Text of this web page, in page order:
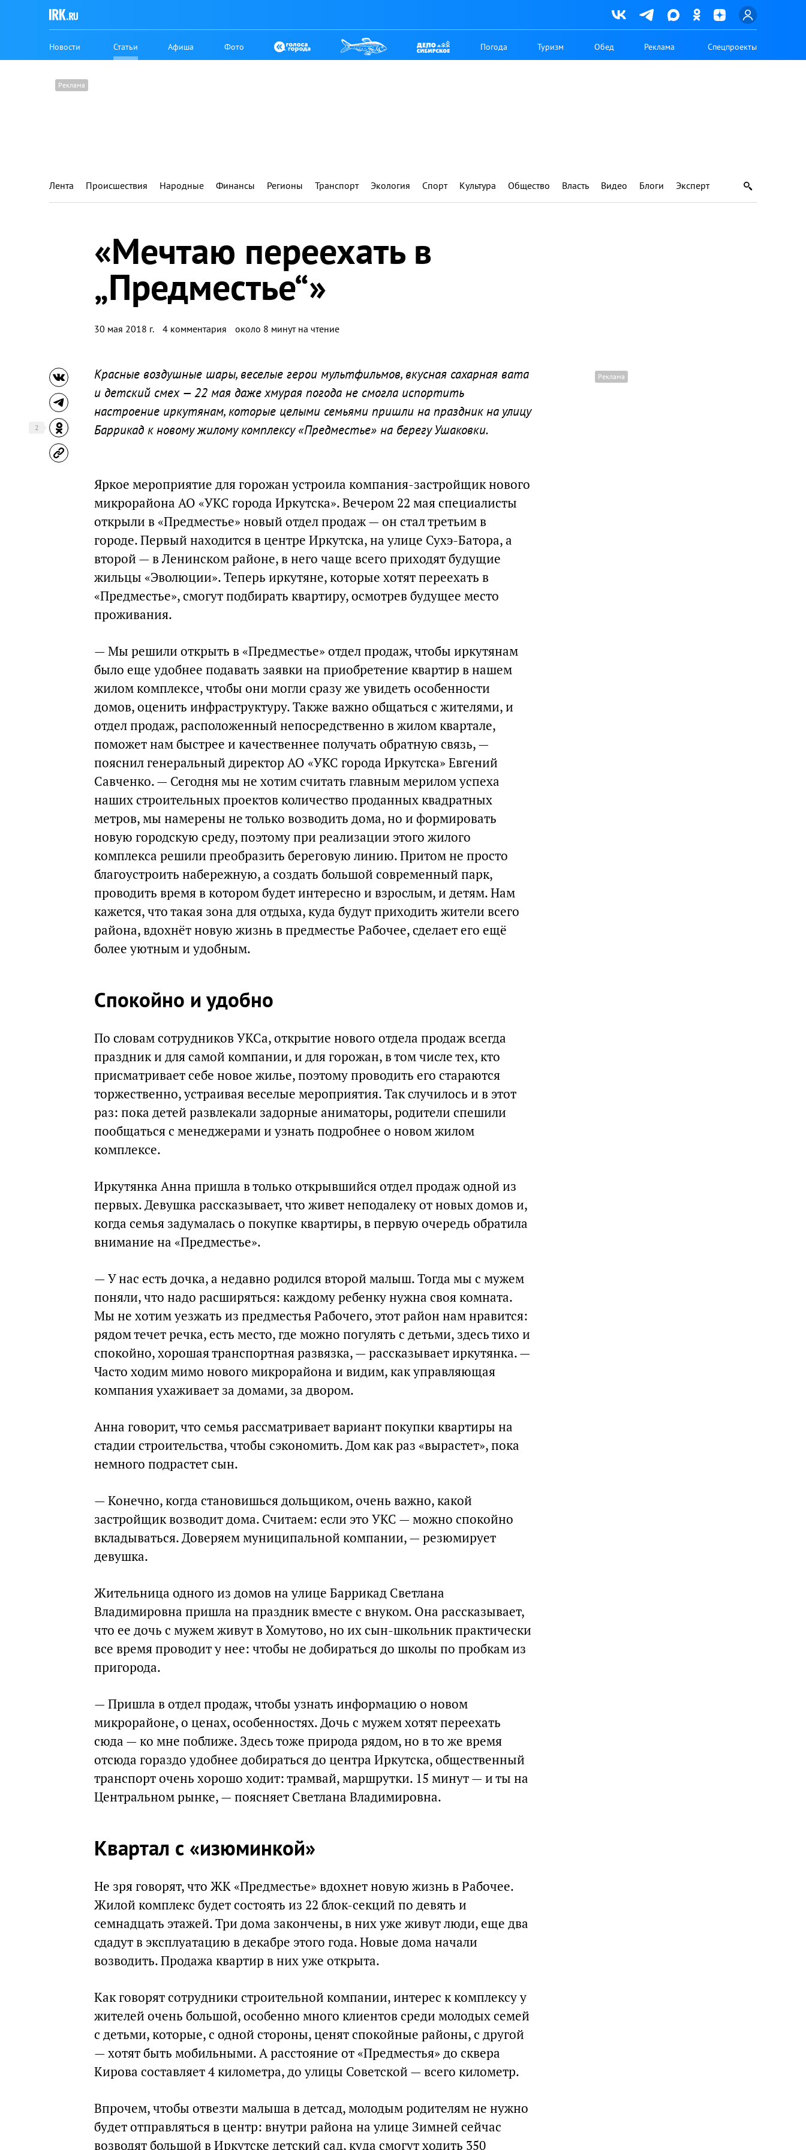
Новости Статьи Афиша Фото Погода Туризм Обед Реклама Спецпроекты
Лента Происшествия Народные Финансы Регионы Транспорт Экология Спорт Культура Общество Власть Видео Блоги Эксперт
«Мечтаю переехать в
„Предместье“»
30 мая 2018 г. 4 комментария около 8 минут на чтение
Красные воздушные шары, веселые герои мультфильмов, вкусная сахарная вата
и детский смех — 22 мая даже хмурая погода не смогла испортить
настроение иркутянам, которые целыми семьями пришли на праздник на улицу
Баррикад к новому жилому комплексу «Предместье» на берегу Ушаковки.
2
Яркое мероприятие для горожан устроила компания-застройщик нового
микрорайона АО «УКС города Иркутска». Вечером 22 мая специалисты
открыли в «Предместье» новый отдел продаж — он стал третьим в
городе. Первый находится в центре Иркутска, на улице Сухэ-Батора, а
второй — в Ленинском районе, в него чаще всего приходят будущие
жильцы «Эволюции». Теперь иркутяне, которые хотят переехать в
«Предместье», смогут подбирать квартиру, осмотрев будущее место
проживания.
— Мы решили открыть в «Предместье» отдел продаж, чтобы иркутянам
было еще удобнее подавать заявки на приобретение квартир в нашем
жилом комплексе, чтобы они могли сразу же увидеть особенности
домов, оценить инфраструктуру. Также важно общаться с жителями, и
отдел продаж, расположенный непосредственно в жилом квартале,
поможет нам быстрее и качественнее получать обратную связь, —
пояснил генеральный директор АО «УКС города Иркутска» Евгений
Савченко. — Сегодня мы не хотим считать главным мерилом успеха
наших строительных проектов количество проданных квадратных
метров, мы намерены не только возводить дома, но и формировать
новую городскую среду, поэтому при реализации этого жилого
комплекса решили преобразить береговую линию. Притом не просто
благоустроить набережную, а создать большой современный парк,
проводить время в котором будет интересно и взрослым, и детям. Нам
кажется, что такая зона для отдыха, куда будут приходить жители всего
района, вдохнёт новую жизнь в предместье Рабочее, сделает его ещё
более уютным и удобным.
Спокойно и удобно
По словам сотрудников УКСа, открытие нового отдела продаж всегда
праздник и для самой компании, и для горожан, в том числе тех, кто
присматривает себе новое жилье, поэтому проводить его стараются
торжественно, устраивая веселые мероприятия. Так случилось и в этот
раз: пока детей развлекали задорные аниматоры, родители спешили
пообщаться с менеджерами и узнать подробнее о новом жилом
комплексе.
Иркутянка Анна пришла в только открывшийся отдел продаж одной из
первых. Девушка рассказывает, что живет неподалеку от новых домов и,
когда семья задумалась о покупке квартиры, в первую очередь обратила
внимание на «Предместье».
— У нас есть дочка, а недавно родился второй малыш. Тогда мы с мужем
поняли, что надо расширяться: каждому ребенку нужна своя комната.
Мы не хотим уезжать из предместья Рабочего, этот район нам нравится:
рядом течет речка, есть место, где можно погулять с детьми, здесь тихо и
спокойно, хорошая транспортная развязка, — рассказывает иркутянка. —
Часто ходим мимо нового микрорайона и видим, как управляющая
компания ухаживает за домами, за двором.
Анна говорит, что семья рассматривает вариант покупки квартиры на
стадии строительства, чтобы сэкономить. Дом как раз «вырастет», пока
немного подрастет сын.
— Конечно, когда становишься дольщиком, очень важно, какой
застройщик возводит дома. Считаем: если это УКС — можно спокойно
вкладываться. Доверяем муниципальной компании, — резюмирует
девушка.
Жительница одного из домов на улице Баррикад Светлана
Владимировна пришла на праздник вместе с внуком. Она рассказывает,
что ее дочь с мужем живут в Хомутово, но их сын-школьник практически
все время проводит у нее: чтобы не добираться до школы по пробкам из
пригорода.
— Пришла в отдел продаж, чтобы узнать информацию о новом
микрорайоне, о ценах, особенностях. Дочь с мужем хотят переехать
сюда — ко мне поближе. Здесь тоже природа рядом, но в то же время
отсюда гораздо удобнее добираться до центра Иркутска, общественный
транспорт очень хорошо ходит: трамвай, маршрутки. 15 минут — и ты на
Центральном рынке, — поясняет Светлана Владимировна.
Квартал с «изюминкой»
Не зря говорят, что ЖК «Предместье» вдохнет новую жизнь в Рабочее.
Жилой комплекс будет состоять из 22 блок-секций по девять и
семнадцать этажей. Три дома закончены, в них уже живут люди, еще два
сдадут в эксплуатацию в декабре этого года. Новые дома начали
возводить. Продажа квартир в них уже открыта.
Как говорят сотрудники строительной компании, интерес к комплексу у
жителей очень большой, особенно много клиентов среди молодых семей
с детьми, которые, с одной стороны, ценят спокойные районы, с другой
— хотят быть мобильными. А расстояние от «Предместья» до сквера
Кирова составляет 4 километра, до улицы Советской — всего километр.
Впрочем, чтобы отвезти малыша в детсад, молодым родителям не нужно
будет отправляться в центр: внутри района на улице Зимней сейчас
возводят большой в Иркутске детский сад, куда смогут ходить 350